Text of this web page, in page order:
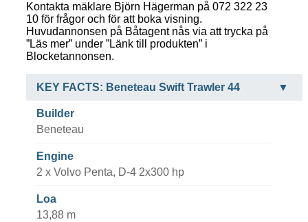
Kontakta mäklare Björn Hägerman på 072 322 23
10 för frågor och för att boka visning.
Huvudannonsen på Båtagent nås via att trycka på
”Läs mer” under ”Länk till produkten” i
Blocketannonsen.
KEY FACTS: Beneteau Swift Trawler 44
Builder
Beneteau
Engine
2 x Volvo Penta, D-4 2x300 hp
Loa
13,88 m